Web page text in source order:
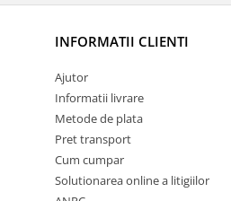
INFORMATII CLIENTI
Ajutor
Informatii livrare
Metode de plata
Pret transport
Cum cumpar
Solutionarea online a litigiilor